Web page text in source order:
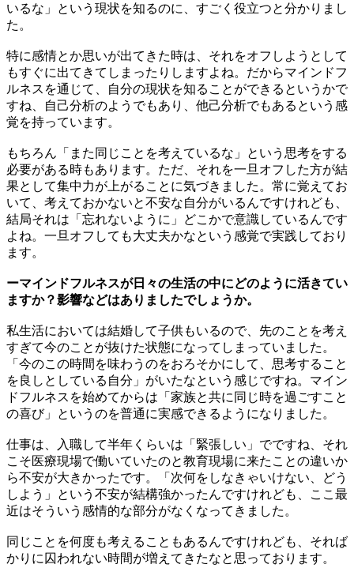
いるな」という現状を知るのに、すごく役立つと分かりまし
た。
特に感情とか思いが出てきた時は、それをオフしようとして
もすぐに出てきてしまったりしますよね。だからマインドフ
ルネスを通じて、自分の現状を知ることができるというかで
すね、自己分析のようでもあり、他己分析でもあるという感
覚を持っています。
もちろん「また同じことを考えているな」という思考をする
必要がある時もあります。ただ、それを一旦オフした方が結
果として集中力が上がることに気づきました。常に覚えてお
いて、考えておかないと不安な自分がいるんですけれども、
結局それは「忘れないように」どこかで意識しているんです
よね。一旦オフしても大丈夫かなという感覚で実践しており
ます。
ーマインドフルネスが日々の生活の中にどのように活きてい
ますか？影響などはありましたでしょうか。
私生活においては結婚して子供もいるので、先のことを考え
すぎて今のことが抜けた状態になってしまっていました。
「今のこの時間を味わうのをおろそかにして、思考すること
を良しとしている自分」がいたなという感じですね。マイン
ドフルネスを始めてからは「家族と共に同じ時を過ごすこと
の喜び」というのを普通に実感できるようになりました。
仕事は、入職して半年くらいは「緊張しい」でですね、それ
こそ医療現場で働いていたのと教育現場に来たことの違いか
ら不安が大きかったです。「次何をしなきゃいけない、どう
しよう」という不安が結構強かったんですけれども、ここ最
近はそういう感情的な部分がなくなってきました。
同じことを何度も考えることもあるんですけれども、それば
かりに囚われない時間が増えてきたなと思っております。